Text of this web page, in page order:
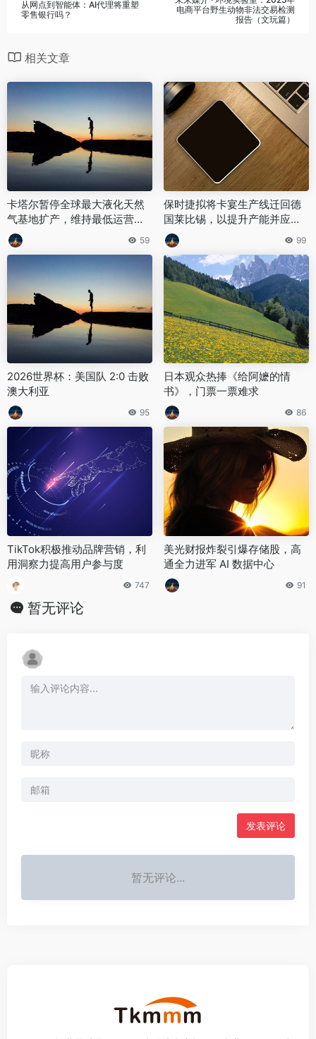
从网点到智能体：AI代理将重塑
零售银行吗？
电商平台野生动物非法交易检测
报告（文玩篇）
相关文章
卡塔尔暂停全球最大液化天然
气基地扩产，维持最低运营负
荷
59
保时捷拟将卡宴生产线迁回德
国莱比锡，以提升产能并应对
大众集团裁员与关厂的严峻挑
战。
99
2026世界杯：美国队 2:0 击败
澳大利亚
95
日本观众热捧《给阿嬷的情
书》，门票一票难求
86
TikTok积极推动品牌营销，利
用洞察力提高用户参与度
747
美光财报炸裂引爆存储股，高
通全力进军 AI 数据中心
91
暂无评论
发表评论
暂无评论...